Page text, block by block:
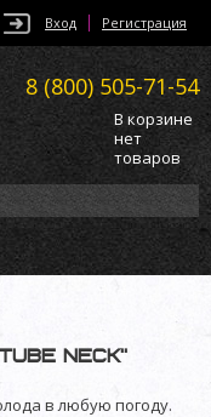
Вход Регистрация
8 (800) 505-71-54
В корзине
нет
товаров
Neck"
в любую погоду.